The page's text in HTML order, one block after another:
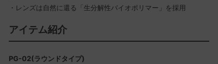
・レンズは自然に還る「生分解性バイオポリマー」を採用
アイテム紹介
PG-02(ラウンドタイプ)